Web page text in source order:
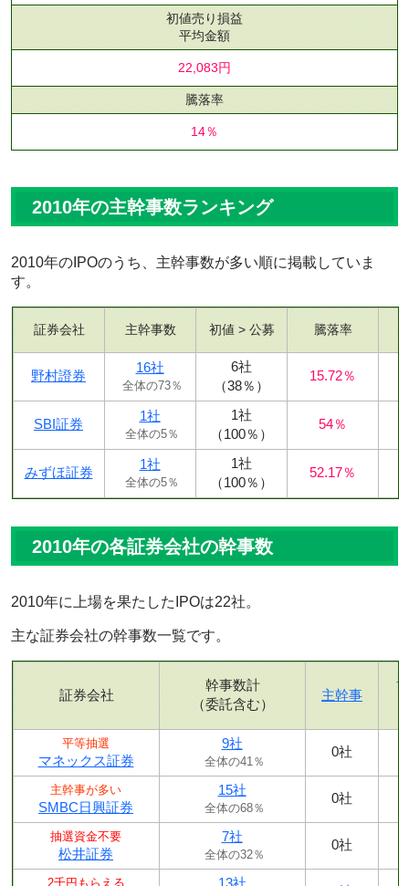
初値売り損益
平均金額
22,083円
騰落率
14％
2010年の主幹事数ランキング
2010年のIPOのうち、主幹事数が多い順に掲載していま
す。
証券会社 主幹事数 初値 > 公募 騰落率
野村證券
16社
全体の73％
6社
（38％）
15.72％
SBI証券
1社
全体の5％
1社
（100％）
54％
みずほ証券
1社
全体の5％
1社
（100％）
52.17％
2010年の各証券会社の幹事数
2010年に上場を果たしたIPOは22社。
主な証券会社の幹事数一覧です。
証券会社
幹事数計
（委託含む）
主幹事
平等抽選
マネックス証券
9社
全体の41％
0社
主幹事が多い
SMBC日興証券
15社
全体の68％
0社
抽選資金不要
松井証券
7社
全体の32％
0社
2千円もらえる 13社